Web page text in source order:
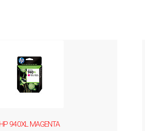
HP 940XL MAGENTA